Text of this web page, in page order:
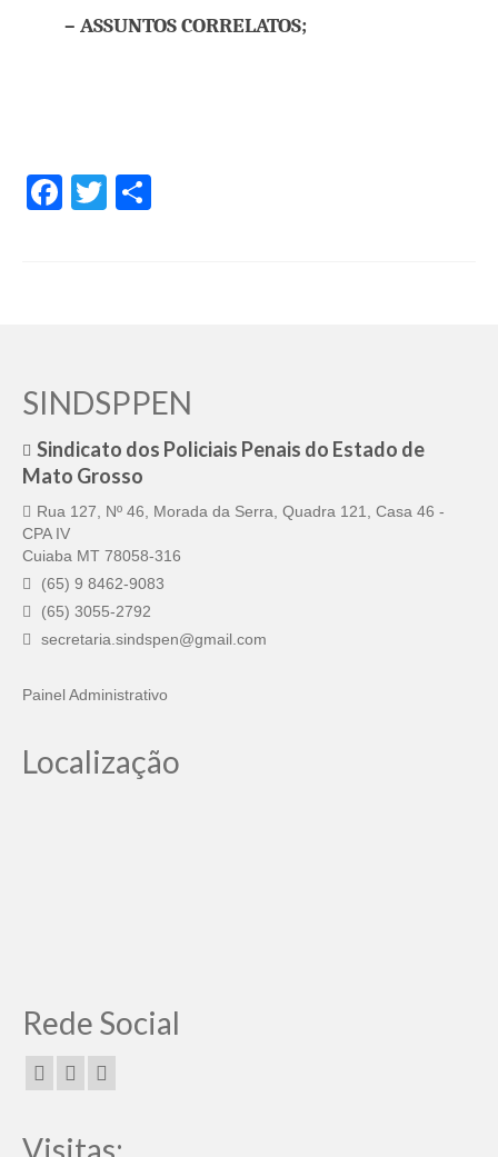
– ASSUNTOS CORRELATOS;
Facebook
Twitter
SINDSPPEN
Sindicato dos Policiais Penais do Estado de
Mato Grosso
Rua 127, Nº 46, Morada da Serra, Quadra 121, Casa 46 -
CPA IV
Cuiaba MT 78058-316
(65) 9 8462-9083
(65) 3055-2792
secretaria.sindspen@gmail.com
Painel Administrativo
Localização
Rede Social